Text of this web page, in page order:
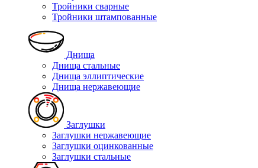
Тройники сварные
Тройники штампованные
Днища
Днища стальные
Днища эллиптические
Днища нержавеющие
Заглушки
Заглушки нержавеющие
Заглушки оцинкованные
Заглушки стальные